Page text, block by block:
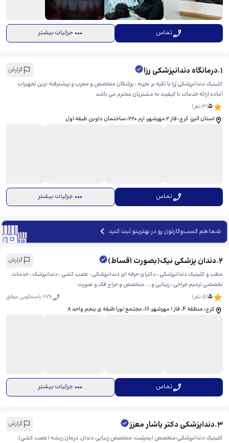
تماس جزئیات بیشتر
1
.درمانگاه دندانپزشکی رزا
گزارش
کلینیک دندانپزشکی رُزا با تکیه بر تجربه ، پزشکان متخصص و مجرب و پیشترفته ترین تجهیزات
آماده ارائه خدمات با کیفیت به مشتریان محترم می باشد
5
(
3نفر)
استان البرز، کرج، فاز ۲ مهرشهر، ارم 220، ​ساختمان داوین طبقه اول
تماس جزئیات بیشتر
شما هم کسب‌وکارتون رو در بهترینو ثبت کنید
2
.دندان پزشکی نیک(بصورت اقساط)
گزارش
مطب و کلینیک دندانپزشکی ، دکترای حرفه ای دندانپزشکی ، عصب کشی ، دندانپزشک ، خدمات
تخصصی ترمیم جراحی ، زیبایی و ... متخصص و جراح فک و صورت
5
(
5 نفر) 77% پاسخگویی موفق
کرج، منطقه ۴، فاز ۱ مهرشهر، ۱۱۱، ​مجتمع نورا طبقه ی پنجم واحد ۸
تماس جزئیات بیشتر
3
.دنداپزشکی دکتر یاشار معزز
گزارش
کلینیک دندانپزشکی،متخصص ایمپلنت، متخصص زیبایی دندان, درمان ریشه (عصب کشی),